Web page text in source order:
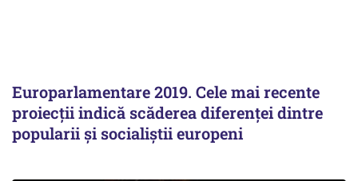
Europarlamentare 2019. Cele mai recente
proiecţii indică scăderea diferenţei dintre
popularii şi socialiştii europeni